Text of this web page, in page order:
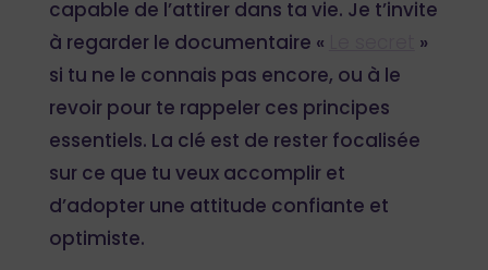
capable de l’attirer dans ta vie. Je t’invite
à regarder le documentaire «
»
si tu ne le connais pas encore, ou à le
revoir pour te rappeler ces principes
essentiels. La clé est de rester focalisée
sur ce que tu veux accomplir et
d’adopter une attitude confiante et
optimiste.